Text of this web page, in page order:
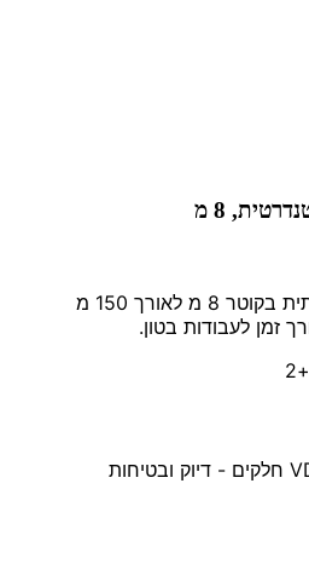
Faithfull מקדחת בטון איכותית בקוטר 8 מ לאורך 150 מ
זמן לעבודות בטון.
+2